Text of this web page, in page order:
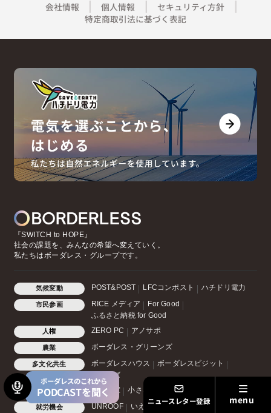
ニュースレター登録
ボーダレスのこれから
PODCASTを聞く
会社情報 個人情報
セキュリティ方針
特定商取引法に基づく表記
『SWITCH to HOPE』
社会の課題を、みんなの希望へ変えていく。
私たちはボーダレス・グループです。
気候変動 POST&POST LFCコンポスト ハチドリ電力
市民参画 RICE メディア
For Good
ふるさと納税 for Good
人権 ZERO PC アノサポ
農業 ボーダレス・グリーンズ
多文化共生 ボーダレスハウス
ボーダレスビジット
むすびば
教育・子育て 夢中教室 小さな森の学童
就労機会 UNROOF いえとしごと